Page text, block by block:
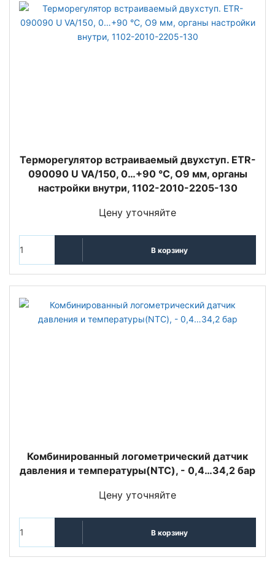
Терморегулятор встраиваемый двухступ. ETR-
090090 U VA/150, 0…+90 °C, O9 мм, органы
настройки внутри, 1102-2010-2205-130
Цену уточняйте
В корзину
Комбинированный логометрический датчик
давления и температуры(NTC), - 0,4…34,2 бар
Цену уточняйте
В корзину